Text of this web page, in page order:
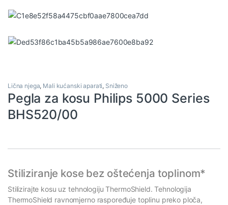
Lična njega, Mali kućanski aparati, Sniženo
Pegla za kosu Philips 5000 Series
BHS520/00
Stiliziranje kose bez oštećenja toplinom*
Stilizirajte kosu uz tehnologiju ThermoShield. Tehnologija
ThermoShield ravnomjerno raspoređuje toplinu preko ploča,